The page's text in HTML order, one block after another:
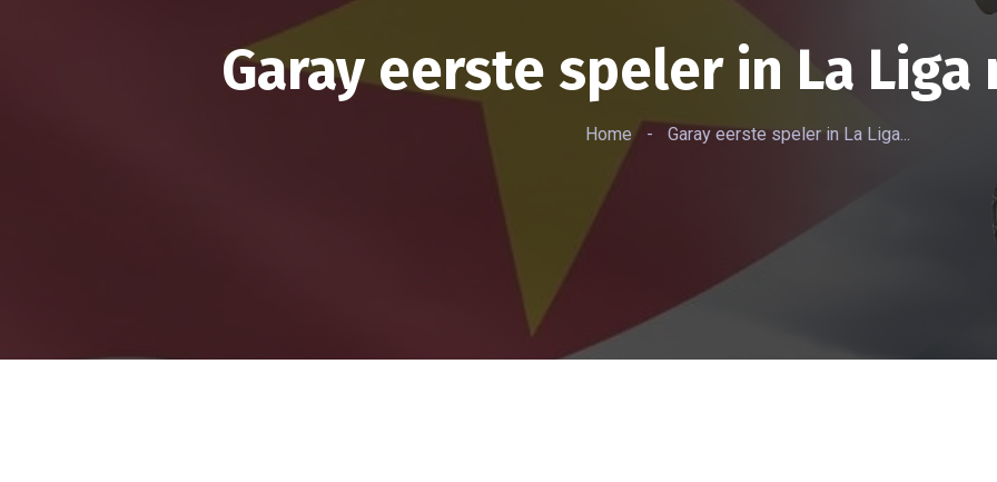
Garay eerste speler in La
Home - Garay eerste speler in La Liga...